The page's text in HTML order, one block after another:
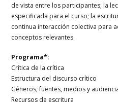
de vista entre los participantes; la
especificada para el curso; la
continua interacción colectiva para
conceptos relevantes.
Programa*:
Crítica de la crítica
Estructura del discurso crítico
Géneros, fuentes, medios y
Recursos de escritura